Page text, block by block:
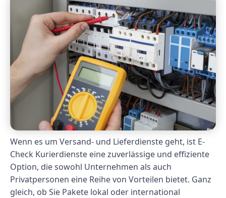
Wenn es um Versand- und Lieferdienste geht, ist E-
Check Kurierdienste eine zuverlässige und effiziente
Option, die sowohl Unternehmen als auch
Privatpersonen eine Reihe von Vorteilen bietet. Ganz
gleich, ob Sie Pakete lokal oder international